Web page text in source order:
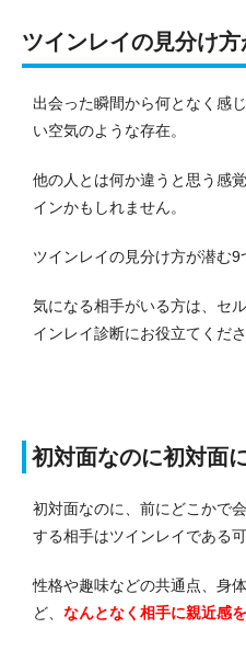
ツインレイの見分け
出会った瞬間から何となく感
い空気のような存在。
他の人とは何か違うと思う感
インかもしれません。
ツインレイの見分け方が潜む9
気になる相手がいる方は、セ
インレイ診断にお役立てくださ
初対面なのに初対面
初対面なのに、前にどこかで
する相手はツインレイである
性格や趣味などの共通点、身
ど、 なんとなく相手に親近感